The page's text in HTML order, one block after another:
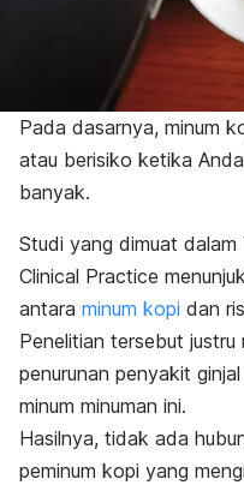
Pada dasarnya, minum
atau berisiko ketika
banyak.
Studi yang dimuat dalam
Clinical Practice
antara minum kopi dan
Penelitian tersebut
penurunan penyakit
minum minuman ini.
Hasilnya, tidak ada
peminum kopi yang